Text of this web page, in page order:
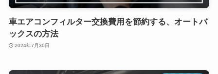
車エアコンフィルター交換費用を節約する、オートバ
ックスの方法
2024年7月30日